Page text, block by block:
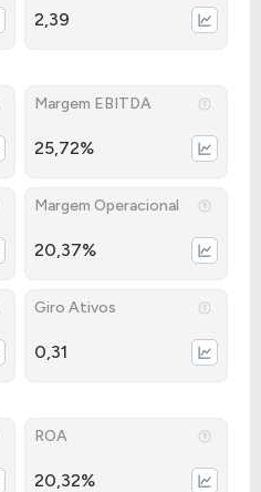
2,39
Margem EBITDA
25,72%
Margem Operacional
20,37%
Giro Ativos
0,31
ROA
20,32%